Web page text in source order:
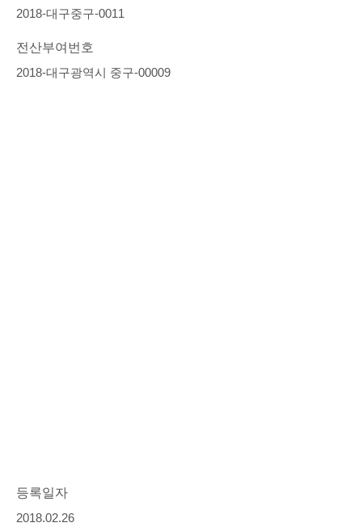
2018-대구중구-0011
전산부여번호
2018-대구광역시 중구-00009
등록일자
2018.02.26